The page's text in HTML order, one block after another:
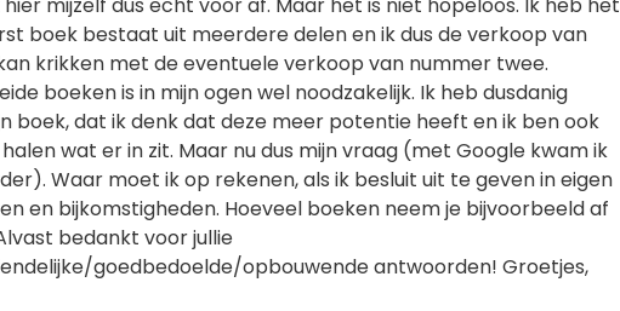
boek bestaat uit meerdere delen en ik dus de verkoop van
krikken met de eventuele verkoop van nummer twee.
boeken is in mijn ogen wel noodzakelijk. Ik heb dusdanig
boek, dat ik denk dat deze meer potentie heeft en ik ben ook
wat er in zit. Maar nu dus mijn vraag (met Google kwam ik
Waar moet ik op rekenen, als ik besluit uit te geven in eigen
en bijkomstigheden. Hoeveel boeken neem je bijvoorbeeld af
bedankt voor jullie
goedbedoelde/opbouwende antwoorden! Groetjes,